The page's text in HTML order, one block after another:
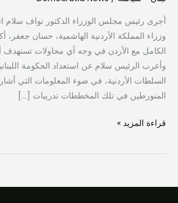
أجرى رئيس مجلس الوزراء الدكتور نواف سلام
وزراء المملكة الأردنية الهاشمية، حسان جعفر،
الكامل مع الأردن في وجه أي محاولات تستهدف
وأعرب الرئيس سلام عن استعداد الحكومة
السلطات الأردنية، في ضوء المعلومات التي
المتورطين في تلك المخططات تدريبات […]
قراءة المزيد »